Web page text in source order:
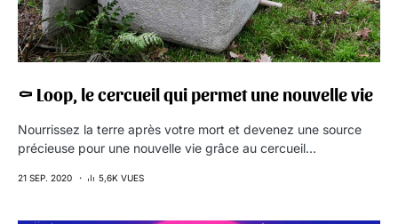
⚰️ Loop, le cercueil qui permet une nouvelle vie
Nourrissez la terre après votre mort et devenez une source
précieuse pour une nouvelle vie grâce au cercueil…
21 SEP. 2020 5,6K VUES